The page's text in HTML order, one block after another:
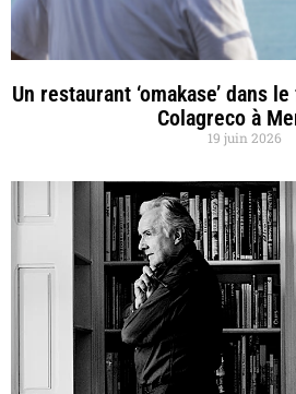
Un restaurant ‘omakase’ dans
Colagreco à
19 juin 2026